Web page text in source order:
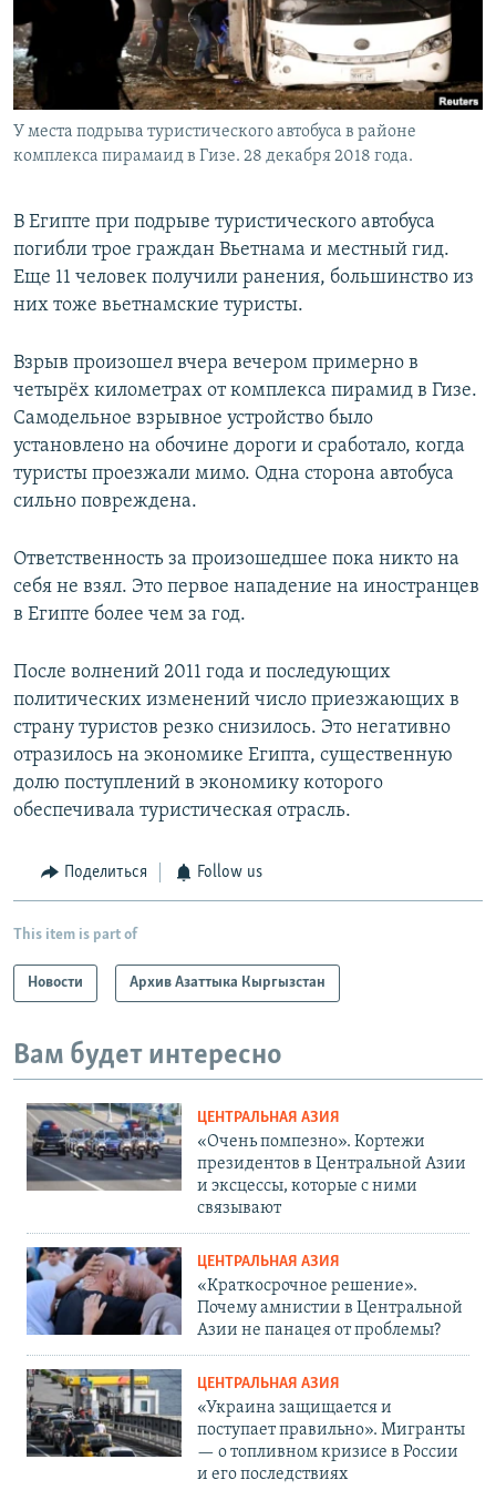
У места подрыва туристического автобуса в районе
комплекса пирамаид в Гизе. 28 декабря 2018 года.
В Египте при подрыве туристического автобуса
погибли трое граждан Вьетнама и местный гид.
Еще 11 человек получили ранения, большинство из
них тоже вьетнамские туристы.
Взрыв произошел вчера вечером примерно в
четырёх километрах от комплекса пирамид в Гизе.
Самодельное взрывное устройство было
установлено на обочине дороги и сработало, когда
туристы проезжали мимо. Одна сторона автобуса
сильно повреждена.
Ответственность за произошедшее пока никто на
себя не взял. Это первое нападение на иностранцев
в Египте более чем за год.
После волнений 2011 года и последующих
политических изменений число приезжающих в
страну туристов резко снизилось. Это негативно
отразилось на экономике Египта, существенную
долю поступлений в экономику которого
обеспечивала туристическая отрасль.
Поделиться Follow us
This item is part of
Новости Архив Азаттыка Кыргызстан
Вам будет интересно
ЦЕНТРАЛЬНАЯ АЗИЯ
«Очень помпезно». Кортежи
президентов в Центральной Азии
и эксцессы, которые с ними
связывают
ЦЕНТРАЛЬНАЯ АЗИЯ
«Краткосрочное решение».
Почему амнистии в Центральной
Азии не панацея от проблемы?
ЦЕНТРАЛЬНАЯ АЗИЯ
«Украина защищается и
поступает правильно». Мигранты
— о топливном кризисе в России
и его последствиях